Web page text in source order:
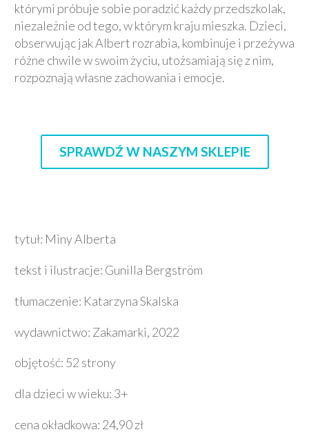
którymi próbuje sobie poradzić każdy przedszkolak,
niezależnie od tego, w którym kraju mieszka. Dzieci,
obserwując jak Albert rozrabia, kombinuje i przeżywa
różne chwile w swoim życiu, utożsamiają się z nim,
rozpoznają własne zachowania i emocje.
SPRAWDŹ W NASZYM SKLEPIE
tytuł: Miny Alberta
tekst i ilustracje: Gunilla Bergström
tłumaczenie: Katarzyna Skalska
wydawnictwo: Zakamarki, 2022
objętość: 52 strony
dla dzieci w wieku: 3+
cena okładkowa: 24,90 zł